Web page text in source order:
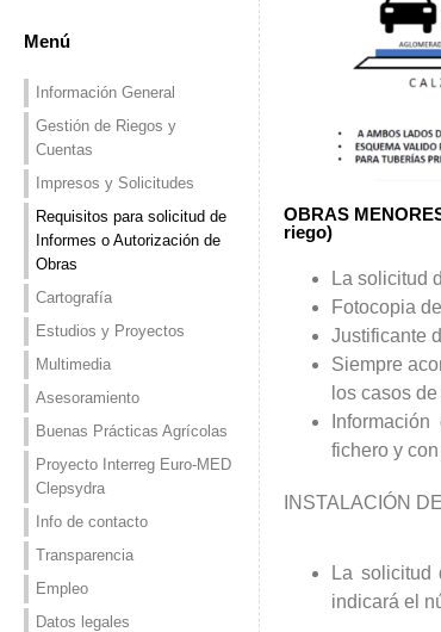
Menú
Información General
Gestión de Riegos y
Cuentas
Impresos y Solicitudes
Requisitos para solicitud de
Informes o Autorización de
Obras
Cartografía
Estudios y Proyectos
Multimedia
Asesoramiento
Buenas Prácticas Agrícolas
Proyecto Interreg Euro-MED
Clepsydra
Info de contacto
Transparencia
Empleo
Datos legales
OBRAS
riego)
La solicitud
Fotocopia
Justificante
Siempre
los casos
fichero y
INSTALACIÓN
La solicitud
indicará el